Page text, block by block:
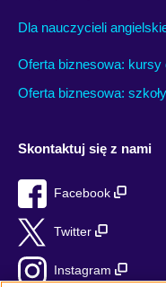
Dla nauczycieli
Oferta biznesowa: kursy
Oferta biznesowa:
Skontaktuj się z nami
Facebook
Twitter
Instagram